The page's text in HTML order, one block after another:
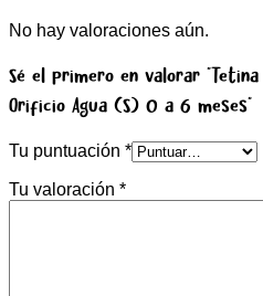
No hay valoraciones aún.
Sé el primero en valorar
Orificio Agua (S) 0 a 6 meses”
Tu puntuación *
Tu valoración *